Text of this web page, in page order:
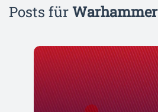
Posts fürWarhammer